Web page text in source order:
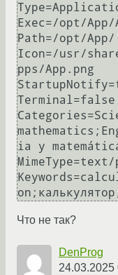
Exec=/opt/App/
Path=/opt/App/
Icon=/usr/
pps/App.png
Terminal=false
ia y
Что не так?
DenProg
24.03.2025